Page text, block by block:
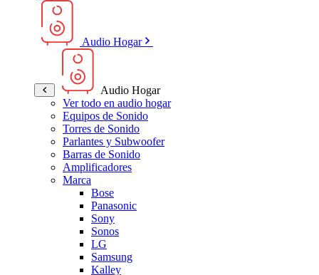
Audio Hogar
Audio Hogar
Ver todo en audio hogar
Equipos de Sonido
Torres de Sonido
Parlantes y Subwoofer
Barras de Sonido
Amplificadores
Marca
Bose
Panasonic
Sony
Sonos
LG
Samsung
Kalley